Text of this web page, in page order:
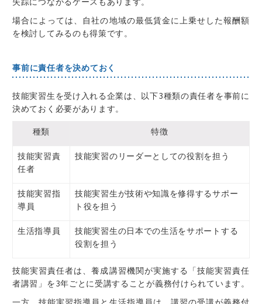
場合によっては、自社の地域の最低賃金に上乗せした報酬額
を検討してみるのも得策です。
事前に責任者を決めておく
技能実習生を受け入れる企業は、以下3種類の責任者を事前に
決めておく必要があります。
種類 特徴
技能実習責
任者
技能実習のリーダーとしての役割を担う
技能実習指
導員
技能実習生が技術や知識を修得するサポー
ト役を担う
生活指導員
技能実習生の日本での生活をサポートする
役割を担う
技能実習責任者は、養成講習機関が実施する「技能実習責任
者講習」を3年ごとに受講することが義務付けられています。